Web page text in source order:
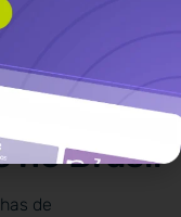
desinformação
correção!
maus-
no Brasil
de